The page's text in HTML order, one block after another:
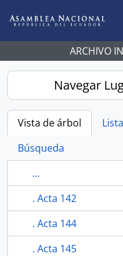
ARCHIVO
Navegar
Vista de árbol
Lista
Búsqueda
...
. Acta 142
. Acta 144
. Acta 145